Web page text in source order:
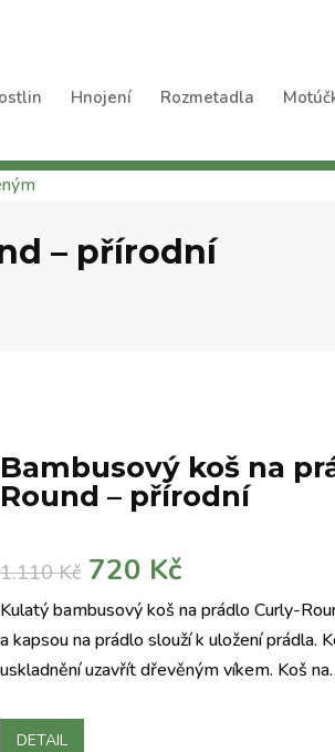
Hnojení Rozmetadla
– přírodní
Bambusový koš na
Round – přírodní
1.110Kč Původní
cena
byla:
1.110 Kč.
720 KčAktuální
cena
je:
720 Kč.
Kulatý bambusový koš na prádlo Curly-
a kapsou na prádlo slouží k uložení prádla.
uskladnění uzavřít dřevěným víkem. Koš
DETAIL